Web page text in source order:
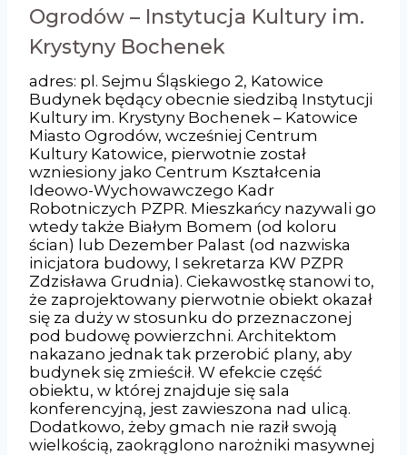
Ogrodów – Instytucja Kultury im.
Krystyny Bochenek
adres: pl. Sejmu Śląskiego 2, Katowice
Budynek będący obecnie siedzibą Instytucji
Kultury im. Krystyny Bochenek – Katowice
Miasto Ogrodów, wcześniej Centrum
Kultury Katowice, pierwotnie został
wzniesiony jako Centrum Kształcenia
Ideowo-Wychowawczego Kadr
Robotniczych PZPR. Mieszkańcy nazywali go
wtedy także Białym Bomem (od koloru
ścian) lub Dezember Palast (od nazwiska
inicjatora budowy, I sekretarza KW PZPR
Zdzisława Grudnia). Ciekawostkę stanowi to,
że zaprojektowany pierwotnie obiekt okazał
się za duży w stosunku do przeznaczonej
pod budowę powierzchni. Architektom
nakazano jednak tak przerobić plany, aby
budynek się zmieścił. W efekcie część
obiektu, w której znajduje się sala
konferencyjną, jest zawieszona nad ulicą.
Dodatkowo, żeby gmach nie raził swoją
wielkością, zaokrąglono narożniki masywnej